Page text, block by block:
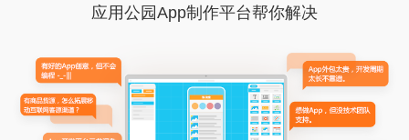
应用公园App制作平台帮你解决